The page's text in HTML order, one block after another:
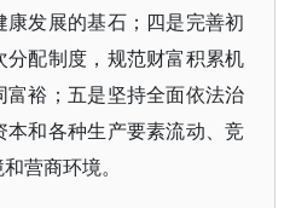
发展的基石；四是完善初
配制度，规范财富积累机
裕；五是坚持全面依法治
和各种生产要素流动、竞
营商环境。